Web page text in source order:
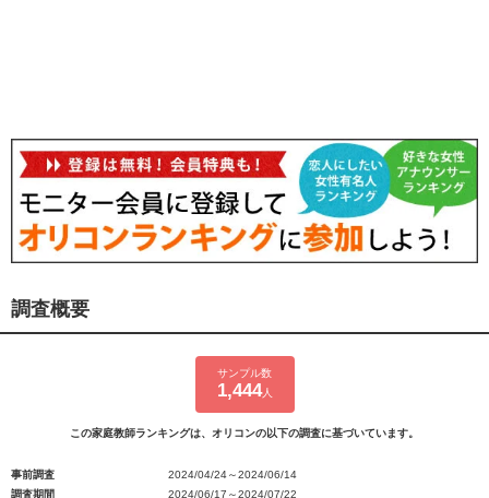
調査概要
サンプル数
1,444人
この家庭教師ランキングは、オリコンの以下の調査に基づいています。
事前調査
2024/04/24～2024/06/14
調査期間
2024/06/17～2024/07/22